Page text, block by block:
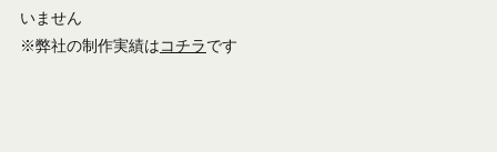
いません
※弊社の制作実績はコチラです